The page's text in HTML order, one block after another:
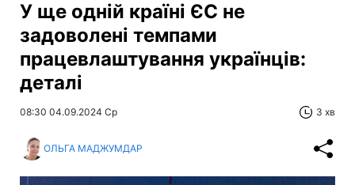
У ще одній країні ЄС не
задоволені темпами
працевлаштування українців:
деталі
08:30 04.09.2024 Ср 3 хв
ОЛЬГА МАДЖУМДАР